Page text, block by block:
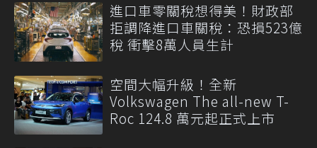
進口車零關稅想得美！財政部
拒調降進口車關稅：恐損523億
稅 衝擊8萬人員生計
空間大幅升級！全新
Volkswagen The all-new T-
Roc 124.8 萬元起正式上市